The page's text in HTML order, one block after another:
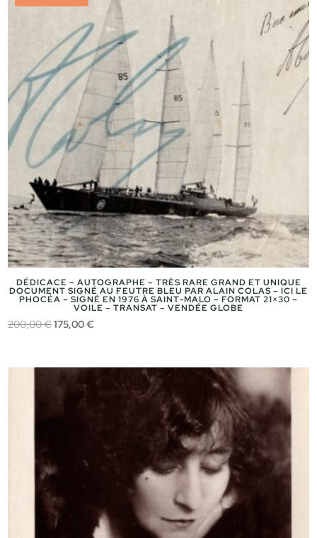
DÉDICACE – AUTOGRAPHE – TRÈS RARE GRAND ET UNIQUE
DOCUMENT SIGNÉ AU FEUTRE BLEU PAR ALAIN COLAS – ICI LE
PHOCÉA – SIGNÉ EN 1976 À SAINT-MALO – FORMAT 21×30 –
VOILE – TRANSAT – VENDÉE GLOBE
200,00€Le
était :
200,00 €.
175,00€Le
175,00 €.